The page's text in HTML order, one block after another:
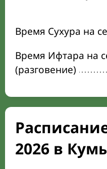
Время Сухура на
Время Ифтара на
(разговение)
2026 в